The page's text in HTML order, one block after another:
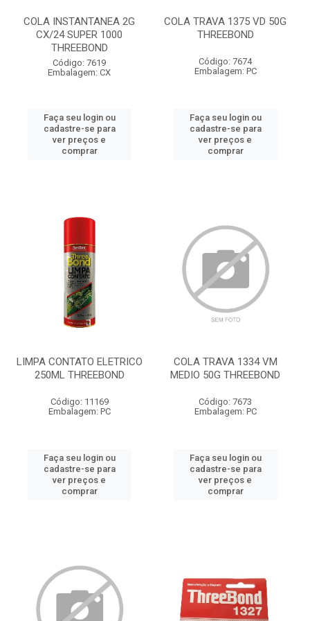
COLA INSTANTANEA 2G
CX/24 SUPER 1000
THREEBOND
Código: 7619
Embalagem: CX
Faça seu login ou
cadastre-se para
ver preços e
comprar
COLA TRAVA 1375 VD 50G
THREEBOND
Código: 7674
Embalagem: PC
Faça seu login ou
cadastre-se para
ver preços e
comprar
LIMPA CONTATO ELETRICO
250ML THREEBOND
Código: 11169
Embalagem: PC
Faça seu login ou
cadastre-se para
ver preços e
comprar
COLA TRAVA 1334 VM
MEDIO 50G THREEBOND
Código: 7673
Embalagem: PC
Faça seu login ou
cadastre-se para
ver preços e
comprar